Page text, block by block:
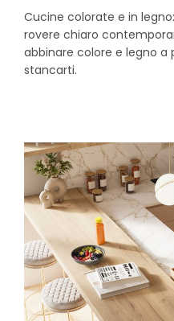
Cucine colorate e in
rovere chiaro
abbinare colore e legno a
stancarti.